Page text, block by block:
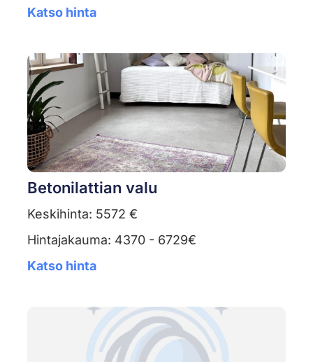
Katso hinta
Betonilattian valu
Keskihinta: 5572 €
Hintajakauma: 4370 - 6729€
Katso hinta